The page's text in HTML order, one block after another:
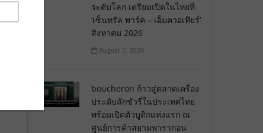
ระดับโลก เตรียมเปิดในไทยที่
‘เซ็นทรัล พาร์ค – เอ็มควอเทียร์’
สิงหาคม 2026
August 7, 2026
boucheron ก้าวสู่ตลาดเครื่อง
ประดับลักชัวรี่ในประเทศไทย
พร้อมเปิดตัวบูติกแห่งแรก ณ
ศูนย์การค้าสยามพารากอน